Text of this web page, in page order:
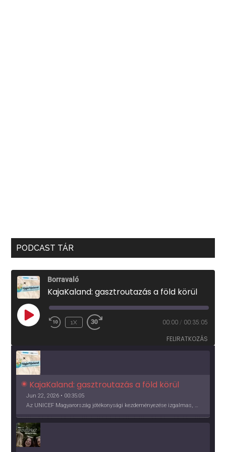
PODCAST TÁR
Borravaló
KajaKaland: gasztroutazás a föld körül
PLAY
EPISODE
1X 00:00 / 00:35:05
FELIRATKOZÁS
KajaKaland: gasztroutazás a föld körül
Jun 22, 2026 • 00:35:05
Az UNICEF Magyarország jótékonysági kezdeményezése izgalmas, egész éves világkörüli ízutazásra hív, igazi családi program és gasztroedukáció, illetve segítség a rászorulóknak is egyben.